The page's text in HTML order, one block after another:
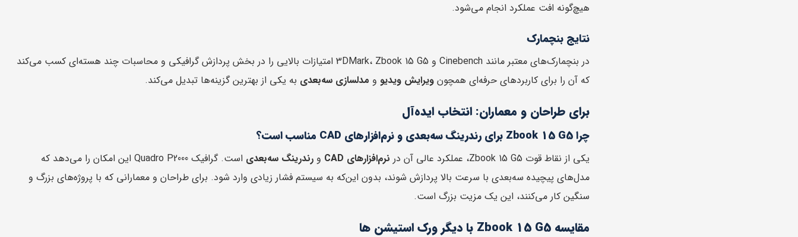
هیچ‌گونه افت عملکرد انجام می‌شود.
نتایج بنچمارک
در بنچمارک‌های معتبر مانند Cinebench و 3DMark، Zbook 15 G5 امتیازات بالایی را در بخش پردازش گرافیکی و محاسبات چند هسته‌ای کسب می‌کند
که آن را برای کاربردهای حرفه‌ای همچون ویرایش ویدیو و مدلسازی سه‌بعدی به یکی از بهترین گزینه‌ها تبدیل می‌کند.
برای طراحان و معماران: انتخاب ایده‌آل
چرا Zbook 15 G5 برای رندرینگ سه‌بعدی و نرم‌افزارهای CAD مناسب است؟
یکی از نقاط قوت Zbook 15 G5، عملکرد عالی آن در نرم‌افزارهای CAD و رندرینگ سه‌بعدی
است. گرافیک Quadro P2000 این امکان را می‌دهد که
مدل‌های پیچیده سه‌بعدی با سرعت بالا پردازش شوند، بدون این‌که به سیستم فشار زیادی وارد شود. برای طراحان و معمارانی که با پروژه‌های بزرگ و
سنگین کار می‌کنند، این یک مزیت بزرگ است.
مقایسه Zbook 15 G5 با دیگر ورک استیشن ها